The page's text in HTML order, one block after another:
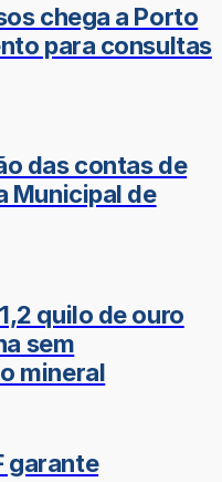
chega a Porto
para consultas
das contas de
Municipal de
quilo de ouro
sem
mineral
garante